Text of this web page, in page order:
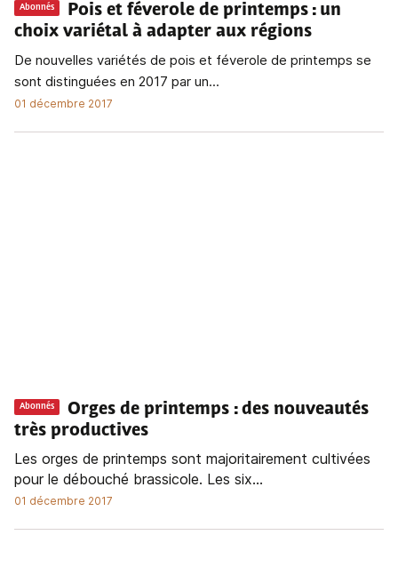
Abonnés
Pois et féverole de printemps : un
choix variétal à adapter aux régions
De nouvelles variétés de pois et féverole de printemps se
sont distinguées en 2017 par un...
01 décembre 2017
Abonnés Orges de printemps : des nouveautés
très productives
Les orges de printemps sont majoritairement cultivées
pour le débouché brassicole. Les six...
01 décembre 2017